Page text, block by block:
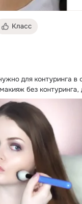
Класс
для контуринга в
без контуринга,